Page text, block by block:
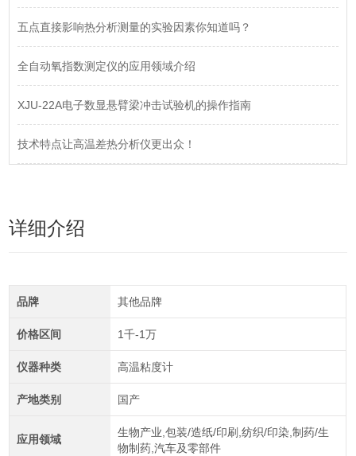
五点直接影响热分析测量的实验因素你知道吗？
全自动氧指数测定仪的应用领域介绍
XJU-22A电子数显悬臂梁冲击试验机的操作指南
技术特点让高温差热分析仪更出众！
详细介绍
品牌 其他品牌
价格区间 1千-1万
仪器种类 高温粘度计
产地类别 国产
应用领域
生物产业,包装/造纸/印刷,纺织/印染,制药/生
物制药,汽车及零部件